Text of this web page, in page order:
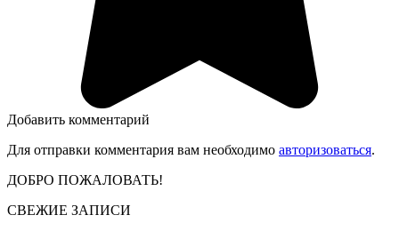
Добавить комментарий
Для отправки комментария вам необходимо авторизоваться.
ДОБРО ПОЖАЛОВАТЬ!
СВЕЖИЕ ЗАПИСИ